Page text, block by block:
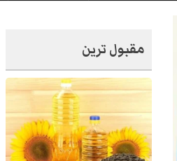
مقبول ترین